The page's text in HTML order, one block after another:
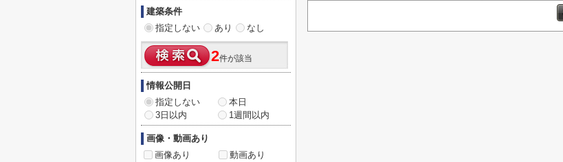
建築条件
指定しない
あり なし
2件が該当
情報公開日
指定しない
本日
3日以内
1週間以内
画像・動画あり
画像あり
動画あり